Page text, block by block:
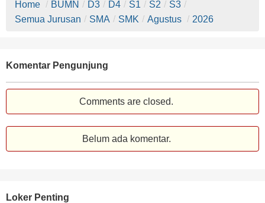
Home / BUMN / D3 / D4 / S1 / S2 / S3 /
Semua Jurusan / SMA / SMK / Agustus / 2026
Komentar Pengunjung
Comments are closed.
Belum ada komentar.
Loker Penting